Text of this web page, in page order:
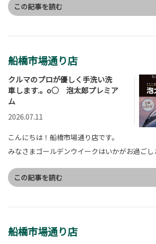
この記事を読む
船橋市場通り店
クルマのプロが優しく手洗い洗
車します.。o○ 泡太郎プレミア
ム
2026.07.11
こんにちは！船橋市場通り店です。
みなさまゴールデンウイークはいかがお過ご
この記事を読む
船橋市場通り店